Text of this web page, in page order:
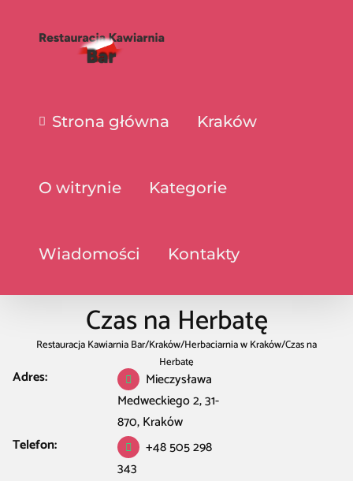
Strona główna Kraków
O witrynie Kategorie
Wiadomości Kontakty
Czas na Herbatę
Restauracja Kawiarnia Bar/Kraków/Herbaciarnia w Kraków/Czas na
Herbatę
Adres:
Mieczysława
Medweckiego 2, 31-
870, Kraków
Telefon:
+48 505 298
343